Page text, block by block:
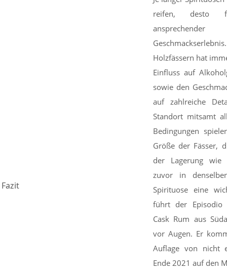
Fazit
reifen, desto
Holzfässern hat
Einfluss auf
sowie den
auf zahlreiche
Standort mitsamt
Bedingungen
Größe der Fässer,
der Lagerung wie
zuvor in
Spirituose eine
führt der Episodio
Cask Rum aus
vor Augen. Er
Auflage von nicht
Ende 2021 auf den